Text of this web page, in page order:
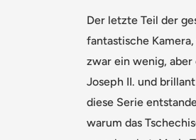
Der letzte Teil der
fantastische
zwar ein wenig,
Joseph II. und
diese Serie
warum das